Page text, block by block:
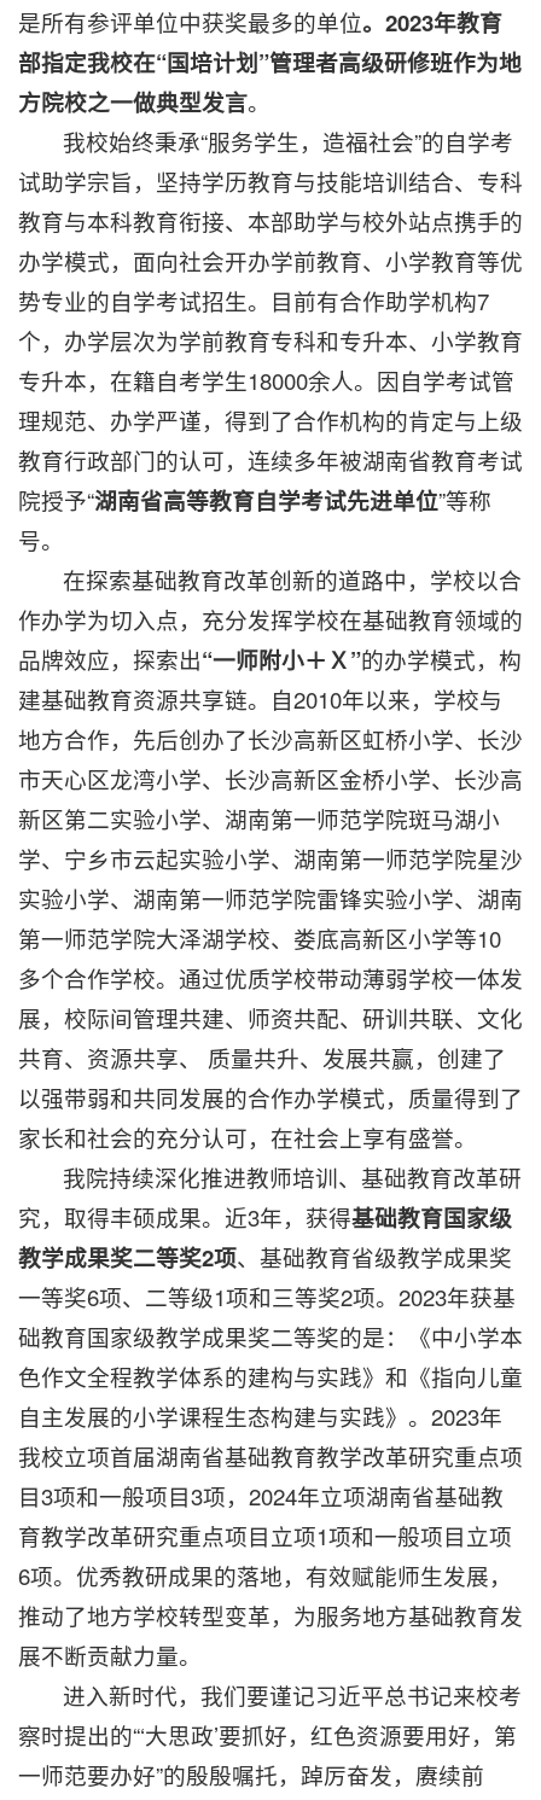
是所有参评单位中获奖最多的单位。 2023年教育
部指定我校在“国培计划”管理者高级研修班作为地
方院校之一做典型发言。
我校始终秉承“服务学生，造福社会”的自学考
试助学宗旨，坚持学历教育与技能培训结合、专科
教育与本科教育衔接、本部助学与校外站点携手的
办学模式，面向社会开办学前教育、小学教育等优
势专业的自学考试招生。目前有合作助学机构7
个，办学层次为学前教育专科和专升本、小学教育
专升本，在籍自考学生18000余人。因自学考试管
理规范、办学严谨，得到了合作机构的肯定与上级
教育行政部门的认可，连续多年被湖南省教育考试
院授予“湖南省高等教育自学考试先进单位”等称
号。
在探索基础教育改革创新的道路中，学校以合
作办学为切入点，充分发挥学校在基础教育领域的
品牌效应，探索出“一师附小＋Ｘ”的办学模式，构
建基础教育资源共享链。自2010年以来，学校与
地方合作，先后创办了长沙高新区虹桥小学、长沙
市天心区龙湾小学、长沙高新区金桥小学、长沙高
新区第二实验小学、湖南第一师范学院斑马湖小
学、宁乡市云起实验小学、湖南第一师范学院星沙
实验小学、湖南第一师范学院雷锋实验小学、湖南
第一师范学院大泽湖学校、娄底高新区小学等10
多个合作学校。通过优质学校带动薄弱学校一体发
展，校际间管理共建、师资共配、研训共联、文化
共育、资源共享、 质量共升、发展共赢，创建了
以强带弱和共同发展的合作办学模式，质量得到了
家长和社会的充分认可，在社会上享有盛誉。
我院持续深化推进教师培训、基础教育改革研
究，取得丰硕成果。近3年，获得基础教育国家级
教学成果奖二等奖2项、基础教育省级教学成果奖
一等奖6项、二等级1项和三等奖2项。2023年获基
础教育国家级教学成果奖二等奖的是：《中小学本
色作文全程教学体系的建构与实践》和《指向儿童
自主发展的小学课程生态构建与实践》。2023年
我校立项首届湖南省基础教育教学改革研究重点项
目3项和一般项目3项，2024年立项湖南省基础教
育教学改革研究重点项目立项1项和一般项目立项
6项。优秀教研成果的落地，有效赋能师生发展，
推动了地方学校转型变革，为服务地方基础教育发
展不断贡献力量。
进入新时代，我们要谨记习近平总书记来校考
察时提出的“‘大思政’要抓好，红色资源要用好，第
一师范要办好”的殷殷嘱托，踔厉奋发，赓续前